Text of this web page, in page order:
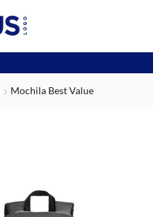
Mochila Best Value